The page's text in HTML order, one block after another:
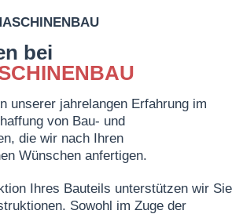
bei
unserer jahrelangen Erfahrung im
von Bau- und
die wir nach Ihren
Wünschen anfertigen.
Ihres Bauteils unterstützen wir Sie
Sowohl im Zuge der